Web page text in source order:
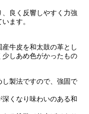
良く反響しやすく力強
ます。
牛皮を和太鼓の革とし
しあめ色がかったもの
製法ですので、強固で
くなり味わいのある和